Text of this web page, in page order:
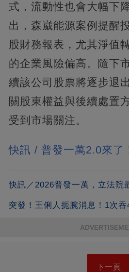
式，流動性也會大幅下
出，森崴能源案例提醒
股財務報表，尤其淨值
的企業風險偏高。隨下
續該公司股票將逐步退
關股東權益與後續處置
受到市場關注。
快訊 / 普發一萬2.0來了
快訊／2026普發一萬，立法院
突發！王俐人扼腕消息！1次
下一頁